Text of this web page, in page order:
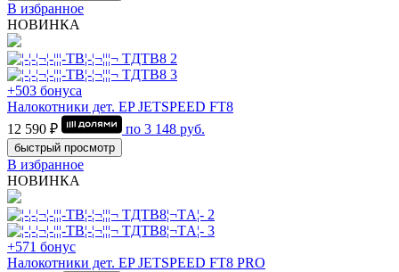
В избранное
НОВИНКА
+503 бонуса
Налокотники дет. EP JETSPEED FT8
12 590 ₽
по 3 148 руб.
быстрый просмотр
В избранное
НОВИНКА
+571 бонус
Налокотники дет. EP JETSPEED FT8 PRO